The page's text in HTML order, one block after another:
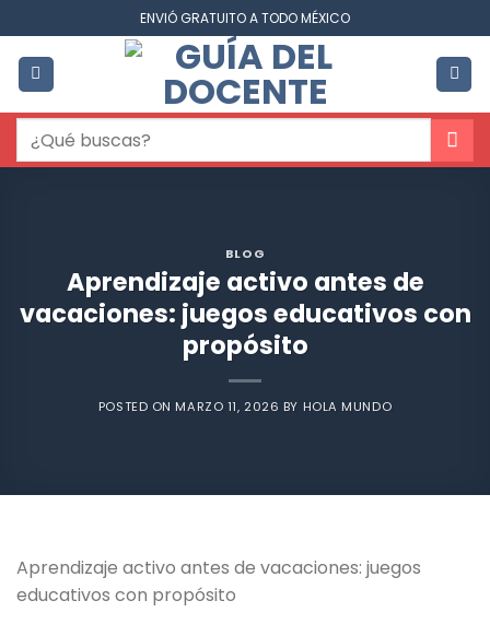
al
contenido
ENVIÓ GRATUITO A TODO MÉXICO
Buscar
por:
BLOG
Aprendizaje activo antes de
vacaciones: juegos educativos con
propósito
POSTED ON MARZO 11, 2026 BY HOLA MUNDO
Aprendizaje activo antes de vacaciones: juegos
educativos con propósito